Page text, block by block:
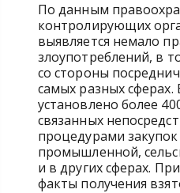
По данным
контролирующих
выявляется немало
злоупотреблений, в
со стороны
самых разных сферах.
установлено более
связанных
процедурами
промышленной,
и в других сферах.
факты получения